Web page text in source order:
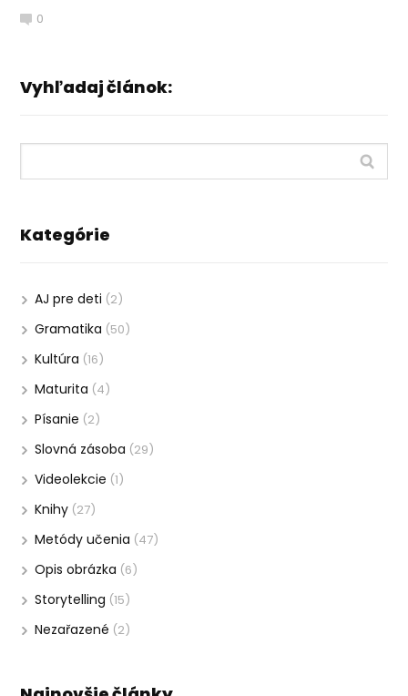
0
Vyhľadaj článok:
Kategórie
AJ pre deti (2)
Gramatika (50)
Kultúra (16)
Maturita (4)
Písanie (2)
Slovná zásoba (29)
Videolekcie (1)
Knihy (27)
Metódy učenia (47)
Opis obrázka (6)
Storytelling (15)
Nezařazené (2)